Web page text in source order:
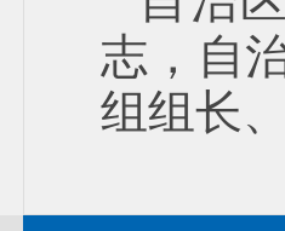
志，自
组组长